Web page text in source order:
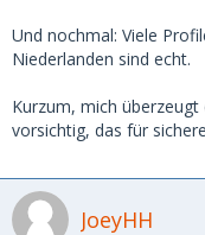
Und nochmal: Viele
Niederlanden sind echt.
Kurzum, mich
vorsichtig, das für
JoeyHH